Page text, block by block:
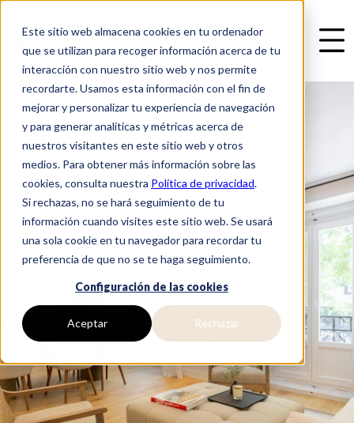
Este sitio web almacena cookies en tu ordenador
que se utilizan para recoger información acerca de tu
interacción con nuestro sitio web y nos permite
recordarte. Usamos esta información con el fin de
mejorar y personalizar tu experiencia de navegación
y para generar analíticas y métricas acerca de
nuestros visitantes en este sitio web y otros
medios. Para obtener más información sobre las
cookies, consulta nuestra Política de privacidad.
Si rechazas, no se hará seguimiento de tu
información cuando visites este sitio web. Se usará
una sola cookie en tu navegador para recordar tu
preferencia de que no se te haga seguimiento.
Configuración de las cookies
Aceptar Rechazar